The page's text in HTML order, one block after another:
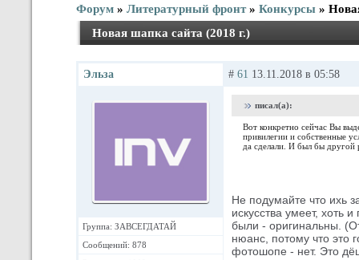
Форум » Литературный фронт » Конкурсы »
Новая шапка сайта (2018 г.)
Эльза
Группа: ЗАВСЕГДАТАЙ
Сообщений: 878
# 61 13.11.2018 в 05:58
писал(а):
Вот конкретно сейчас Вы
привилегии и собственные
да сделали. И был бы другой
Не подумайте что ихь
искусства умеет, хоть
были - оригинальны.
нюанс, потому что это
фотошопе - нет. Это